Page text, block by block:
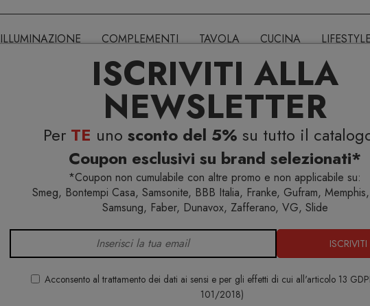
ISCRIVITI ALLA
NEWSLETTER
Per TE uno sconto del 5% su tutto il
Coupon esclusivi su brand selezionati*
*Coupon non cumulabile con altre promo e non applicabile su:
Smeg, Bontempi Casa, Samsonite, BBB Italia, Franke, Gufram,
Samsung, Faber, Dunavox, Zafferano, VG, Slide
ISCRIVITI
Acconsento al trattamento dei dati ai sensi e per gli effetti di cui all'articolo 13
101/2018)
ILLUMINAZIONE COMPLEMENTI TAVOLA CUCINA LIFESTYLE
Home Arredo esterno Tavoli Tavolo Clip 80
Tavolo Clip
NARDI